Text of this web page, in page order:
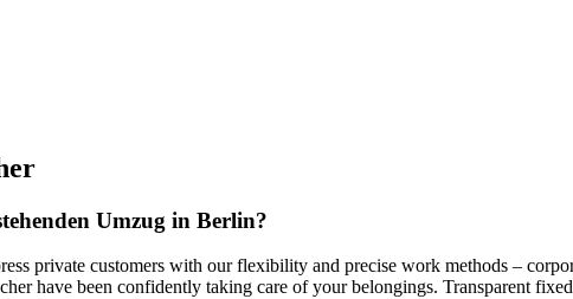
Umzug in Berlin?
private customers with our flexibility and precise work methods –
have been confidently taking care of your belongings. Transparent